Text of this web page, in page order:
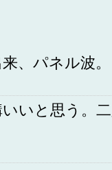
、パネル波。
いと思う。